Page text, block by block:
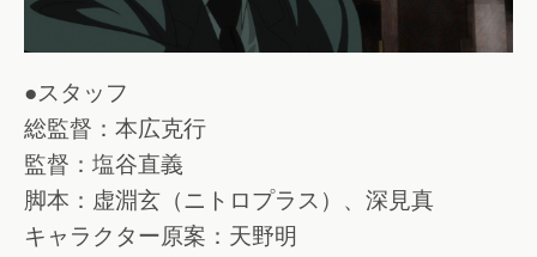
●スタッフ
総監督：本広克行
監督：塩谷直義
脚本：虚淵玄（ニトロプラス）、深見真
キャラクター原案：天野明